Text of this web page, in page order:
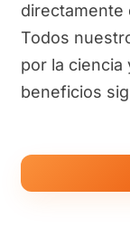
directamente
Todos
por la
beneficios